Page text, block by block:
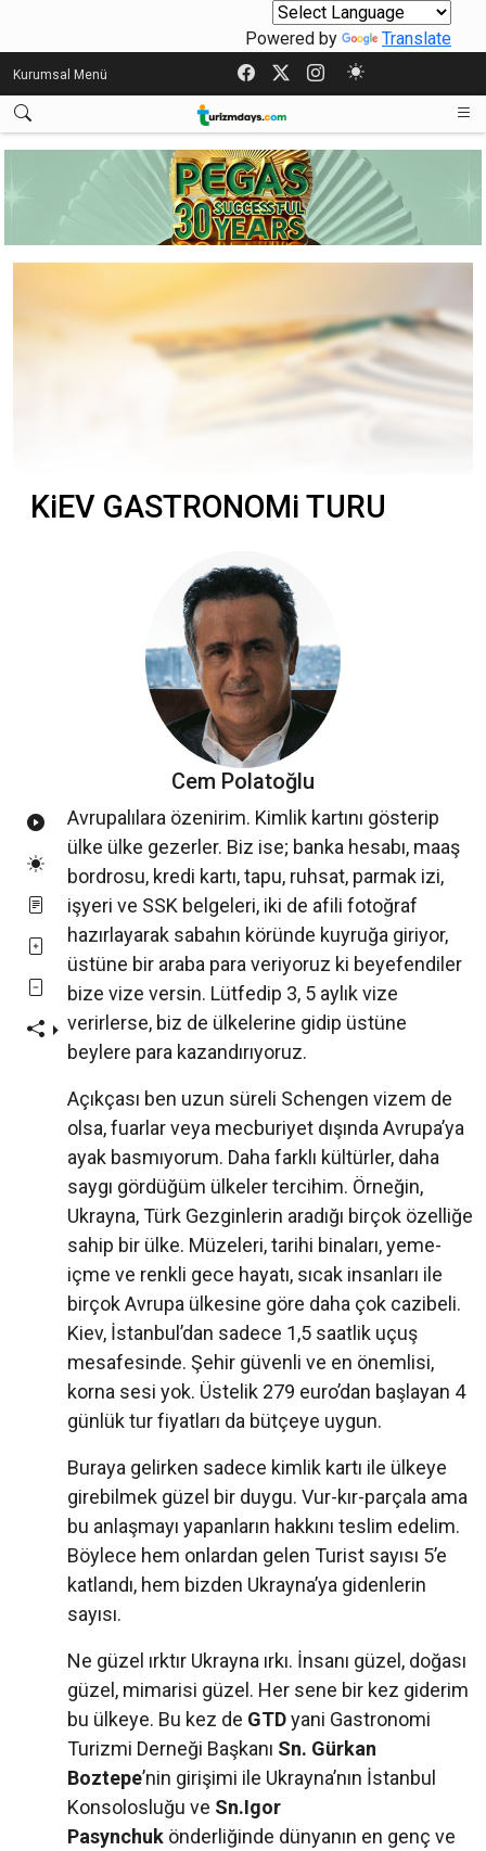
Powered by Translate
Kurumsal Menü
KiEV GASTRONOMi TURU
Cem Polatoğlu
Avrupalılara özenirim. Kimlik kartını gösterip
ülke ülke gezerler. Biz ise; banka hesabı, maaş
bordrosu, kredi kartı, tapu, ruhsat, parmak izi,
işyeri ve SSK belgeleri, iki de afili fotoğraf
hazırlayarak sabahın köründe kuyruğa giriyor,
üstüne bir araba para veriyoruz ki beyefendiler
bize vize versin. Lütfedip 3, 5 aylık vize
verirlerse, biz de ülkelerine gidip üstüne
beylere para kazandırıyoruz.
Açıkçası ben uzun süreli Schengen vizem de
olsa, fuarlar veya mecburiyet dışında Avrupa’ya
ayak basmıyorum. Daha farklı kültürler, daha
saygı gördüğüm ülkeler tercihim. Örneğin,
Ukrayna, Türk Gezginlerin aradığı birçok özelliğe
sahip bir ülke. Müzeleri, tarihi binaları, yeme-
içme ve renkli gece hayatı, sıcak insanları ile
birçok Avrupa ülkesine göre daha çok cazibeli.
Kiev, İstanbul’dan sadece 1,5 saatlik uçuş
mesafesinde. Şehir güvenli ve en önemlisi,
korna sesi yok. Üstelik 279 euro’dan başlayan 4
günlük tur fiyatları da bütçeye uygun.
Buraya gelirken sadece kimlik kartı ile ülkeye
girebilmek güzel bir duygu. Vur-kır-parçala ama
bu anlaşmayı yapanların hakkını teslim edelim.
Böylece hem onlardan gelen Turist sayısı 5’e
katlandı, hem bizden Ukrayna’ya gidenlerin
sayısı.
Ne güzel ırktır Ukrayna ırkı. İnsanı güzel, doğası
güzel, mimarisi güzel. Her sene bir kez giderim
bu ülkeye. Bu kez de GTDyani Gastronomi
Turizmi Derneği Başkanı Sn. Gürkan
Boztepe’nin girişimi ile Ukrayna’nın İstanbul
Konsolosluğu ve Sn.Igor
Pasynchuk önderliğinde dünyanın en genç ve